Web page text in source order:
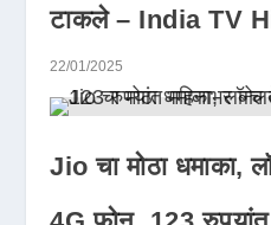
टाकले – India TV
22/01/2025
Jio चा मोठा धमाका,